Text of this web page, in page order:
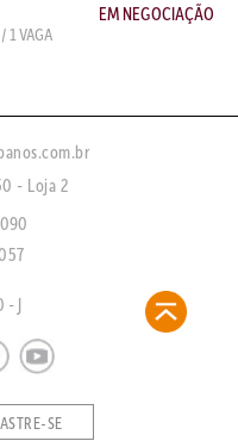
EM NEGOCIAÇÃO
1 VAGA
- Loja 2
- J
SE